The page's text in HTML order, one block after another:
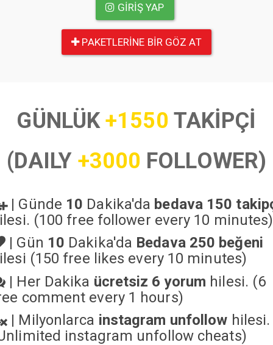
GIRIŞ YAP
PAKETLERINE BIR GÖZ AT
GÜNLÜK+1550 TAKİPÇİ
(DAILY +3000 FOLLOWER)
| Günde 10 Dakika'da bedava 150
(100 free follower every 10 minutes)
| Gün 10 Dakika'da Bedava 250 beğeni
(150 free likes every 10 minutes)
| Her Dakika ücretsiz 6 yorum hilesi. (6
comment every 1 hours)
| Milyonlarca instagram unfollow hilesi.
instagram unfollow cheats)